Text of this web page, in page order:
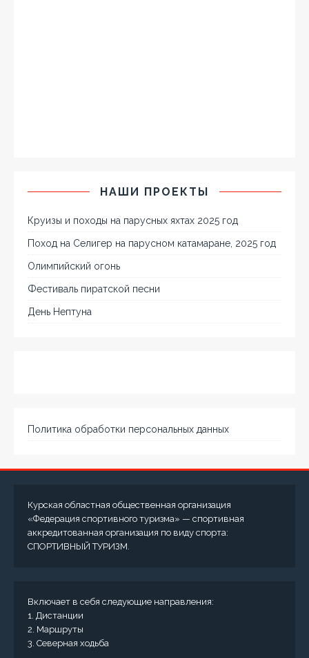
НАШИ ПРОЕКТЫ
Круизы и походы на парусных яхтах 2025 год
Поход на Селигер на парусном катамаране, 2025 год
Олимпийский огонь
Фестиваль пиратской песни
День Нептуна
Политика обработки персональных данных
Курская областная общественная организация
«Федерация спортивного туризма» — спортивная
аккредитованная организация по виду спорта:
СПОРТИВНЫЙ ТУРИЗМ.
Включает в себя следующие направления:
1. Дистанции
2. Маршруты
3. Северная ходьба